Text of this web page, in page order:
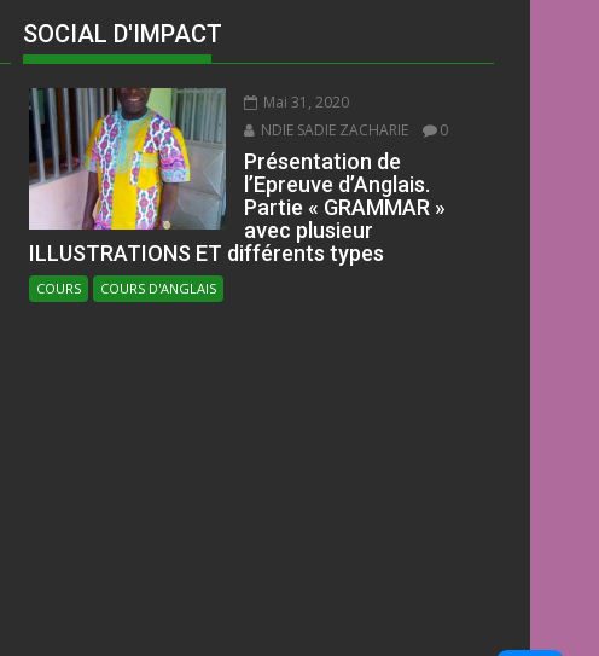
SOCIAL D'IMPACT
Mai 31, 2020
NDIE SADIE ZACHARIE
0
Présentation de
l’Epreuve d’Anglais.
Partie « GRAMMAR »
avec plusieur
ILLUSTRATIONS ET différents types
COURS COURS D'ANGLAIS